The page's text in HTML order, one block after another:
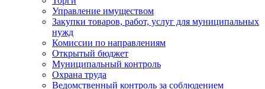
Управление имуществом
Закупки товаров, работ, услуг для муниципальных
нужд
Комиссии по направлениям
Открытый бюджет
Муниципальный контроль
Охрана труда
Ведомственный контроль за соблюдением